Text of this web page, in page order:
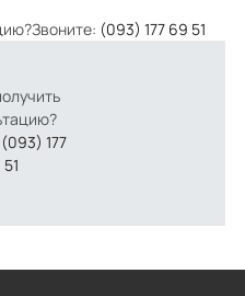
(093) 177 69 51
(093) 177